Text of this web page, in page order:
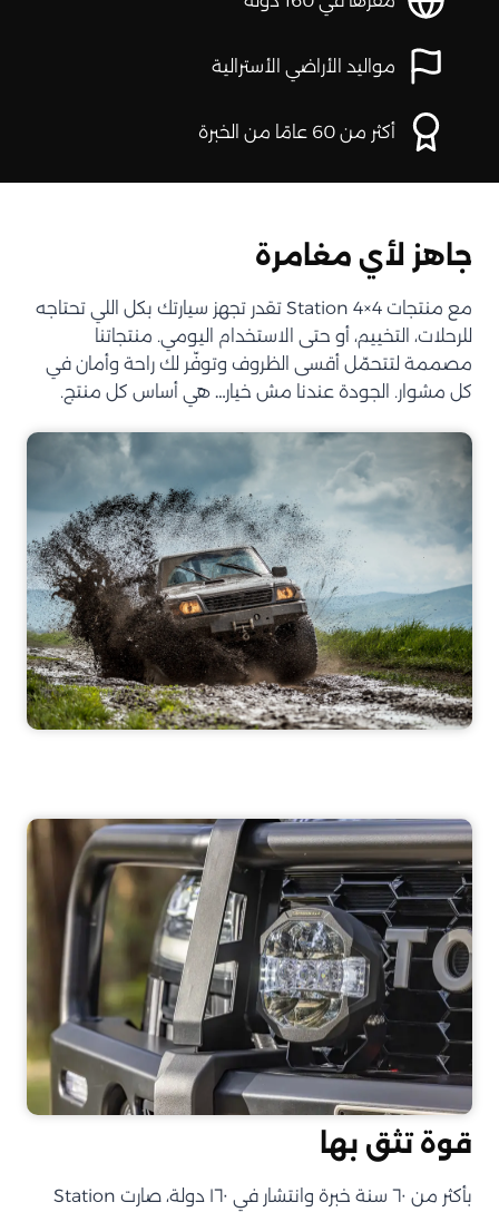
مواليد الأراضي الأسترالية
أكثر من 60 عامًا من الخبرة
جاهز لأي مغامرة
مع منتجات Station 4×4 تقدر تجهز سيارتك بكل اللي تحتاجه
للرحلات، التخييم، أو حتى الاستخدام اليومي. منتجاتنا
مصممة لتتحمّل أقسى الظروف وتوفّر لك راحة وأمان في
كل مشوار. الجودة عندنا مش خيار… هي أساس كل منتج.
قوة تثق بها
بأكثر من ٦٠ سنة خبرة وانتشار في ١٦٠ دولة، صارت Station